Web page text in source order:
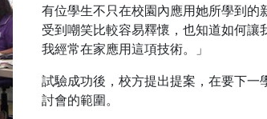
有位學生不只在校園內應用她所學到的
受到嘲笑比較容易釋懷，也知道如何讓
我經常在家應用這項技術。」
試驗成功後，校方提出提案，在要下一
討會的範圍。